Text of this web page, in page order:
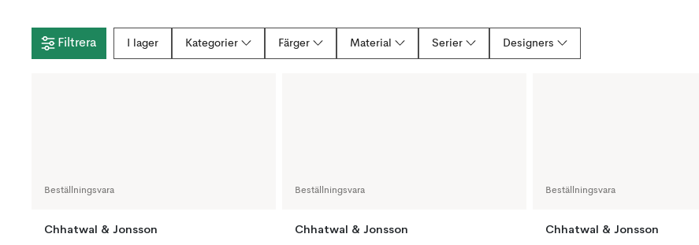
Filtrera I lager Kategorier Färger Material Serier Designers
Beställningsvara
Chhatwal & Jonsson
Beställningsvara
Chhatwal & Jonsson
Beställningsvara
Chhatwal & Jonsson